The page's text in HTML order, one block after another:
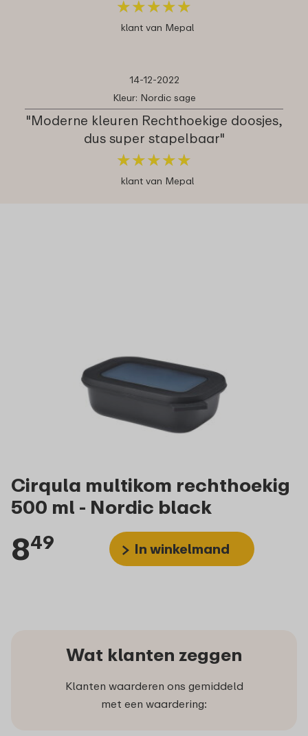
★★★★★
★★★★★
klant van Mepal
14-12-2022
Kleur: Nordic sage
"Moderne kleuren Rechthoekige doosjes,
dus super stapelbaar"
★★★★★
★★★★★
klant van Mepal
Cirqula multikom rechthoekig
500 ml - Nordic black
849 In winkelmand
Wat klanten zeggen
Klanten waarderen ons gemiddeld
met een waardering: